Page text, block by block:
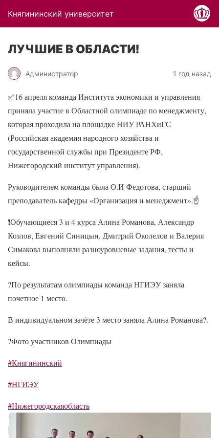
Княгининский университет
ЛУЧШИЕ В ОБЛАСТИ!
Администратор 1 год назад
✅16 апреля команда Института экономики и управления
приняла участие в Областной олимпиаде по менеджменту,
которая проходила на площадке НИУ РАНХиГС
(Российская академия народного хозяйства и
государственной службы при Президенте РФ,
Нижегородский институт управления).
Руководителем команды была О.И Федотова, старший
преподаватель кафедры «Организация и менеджмент».☝
❗Обучающиеся 3 и 4 курса Алина Романова, Александр
Козлов, Евгений Синицын, Дмитрий Околелов и Валерия
Симакова выполняли разноуровневые задания, тесты и
кейсы.
?По результатам олимпиады команда НГИЭУ заняла
почетное 1 место.
В индивидуальном зачёте 3 место заняла Алина Романова?.
?Фото участников Олимпиады
#Княгининский
#НГИЭУ
#Нижегородскаяобласть